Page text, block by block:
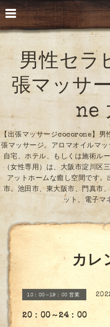
男性セラ
張マッサ
ne
【出張マッサージcocorone】男
張マッサージ。アロマオイルマ
自宅、ホテル、もしくは施術ル
（女性専用）は、大阪市淀川区
アットホームな癒し空間です
市、池田市、東大阪市、門真市
ット、電子マ
カレ
10：00～19：00 営業
20：00～24：00